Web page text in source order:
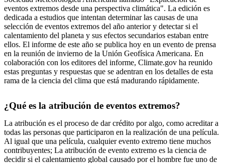
eventos extremos desde una perspectiva climática". La edición es
dedicada a estudios que intentan determinar las causas de una
selección de eventos extremos del año anterior y detectar si el
calentamiento del planeta y sus efectos secundarios estaban entre
ellos. El informe de este año se publica hoy en un evento de prensa
en la reunión de invierno de la Unión Geofísica Americana. En
colaboración con los editores del informe, Climate.gov ha reunido
estas preguntas y respuestas que se adentran en los detalles de esta
rama de la ciencia del clima que está madurando rápidamente.
¿Qué es la atribución de eventos extremos?
La atribución es el proceso de dar crédito por algo, como acreditar a
todas las personas que participaron en la realización de una película.
Al igual que una película, cualquier evento extremo tiene muchos
contribuyentes; La atribución de evento extremo es la ciencia de
decidir si el calentamiento global causado por el hombre fue uno de